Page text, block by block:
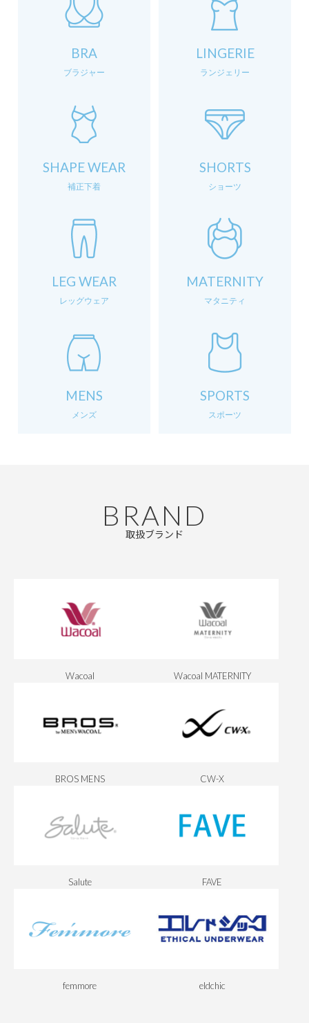
BRA
ブラジャー
LINGERIE
ランジェリー
SHAPE WEAR
補正下着
SHORTS
ショーツ
LEG WEAR
レッグウェア
MATERNITY
マタニティ
MENS
メンズ
SPORTS
スポーツ
BRAND
取扱ブランド
Wacoal Wacoal MATERNITY
BROS MENS CW-X
Salute FAVE
femmore eldchic